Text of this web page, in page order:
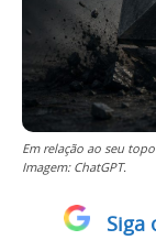
Em relação ao seu
Imagem: ChatGPT.
Siga